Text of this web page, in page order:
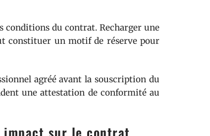
conditions du contrat. Recharger une
constituer un motif de réserve pour
agréé avant la souscription du
une attestation de conformité au